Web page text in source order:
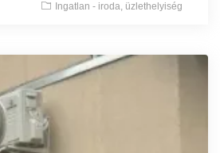
Ingatlan - iroda, üzlethelyiség